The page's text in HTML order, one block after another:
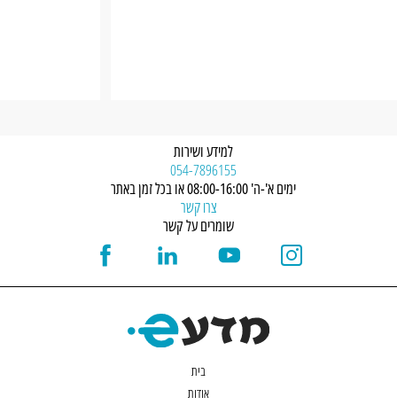
למידע ושירות
054-7896155
ימים א'-ה' 08:00-16:00 או בכל זמן באתר
צרו קשר
שומרים על קשר
בית
אודות